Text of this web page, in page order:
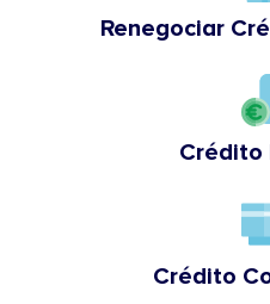
Renegociar
Crédito
Crédito